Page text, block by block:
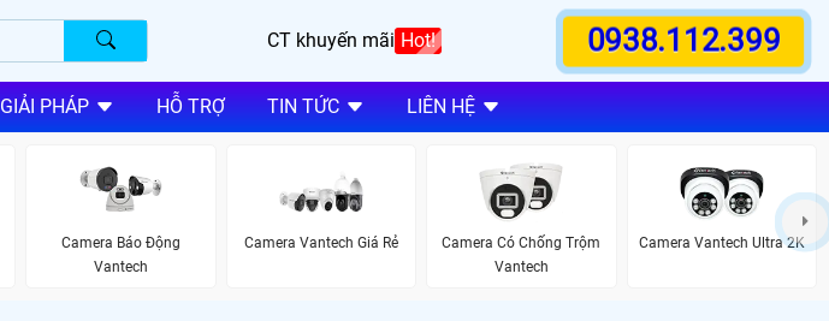
CT khuyến mãi Hot! 0938.112.399
GIẢI PHÁP HỖ TRỢ TIN TỨC LIÊN HỆ
Camera Báo Động
Vantech
Camera Vantech Giá Rẻ
Camera Có Chống Trộm
Vantech
Camera Vantech Ultra 2K